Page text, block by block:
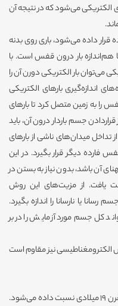
الکتریکی می‌شود که در نتیجه آن
داده می‌شود، باری روی بدنه
هم‌اندازه بار درون قفس است. با
می‌توان بار الکتریکی دورن آن را
اندازه‌گیری بارهای الکتریکی
را به زمین متصل کرد تا بارهای
جسم باردار درون آن، باید
تداخل میدان‌های ناشی از بارهای
دیگر قرار بگیرد. در این
آن باشد، بدون نیاز به بستن در
یافت. از مزیت‌های این روش
یا نارسانا را اندازه بگیرد.
کل جسم مورد آزمایش را در بر
الکترومغناطیسی نیز مقاوم است
ابداع قفس فاراده به مایکل فاراده دانشمند قرن ۱۹ میلادی نسبت داده می‌شود.